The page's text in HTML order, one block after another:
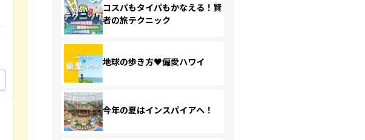
コスパもタイパもかなえる！賢
者の旅テクニック
地球の歩き方♥偏愛ハワイ
今年の夏はインスパイアへ！